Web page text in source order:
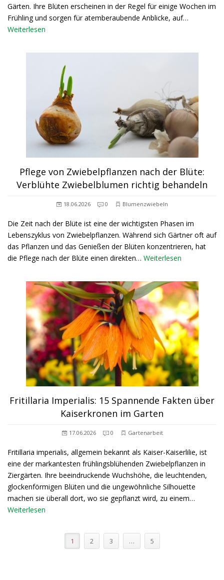
Gärten. Ihre Blüten erscheinen in der Regel für einige Wochen im
Frühling und sorgen für atemberaubende Anblicke, auf…
Weiterlesen
Pflege von Zwiebelpflanzen nach der Blüte:
Verblühte Zwiebelblumen richtig behandeln
18.06.2026 0 Blumenzwiebeln
Die Zeit nach der Blüte ist eine der wichtigsten Phasen im
Lebenszyklus von Zwiebelpflanzen. Während sich Gärtner oft auf
das Pflanzen und das Genießen der Blüten konzentrieren, hat
die Pflege nach der Blüte einen direkten… Weiterlesen
Fritillaria Imperialis: 15 Spannende Fakten über
Kaiserkronen im Garten
17.06.2026 0 Gartenarbeit
Fritillaria imperialis, allgemein bekannt als Kaiser-Kaiserlilie, ist
eine der markantesten frühlingsblühenden Zwiebelpflanzen in
Ziergärten. Ihre beeindruckende Wuchshöhe, die leuchtenden,
glockenförmigen Blüten und die ungewöhnliche Silhouette
machen sie überall dort, wo sie gepflanzt wird, zu einem…
Weiterlesen
1 2 3 … 5